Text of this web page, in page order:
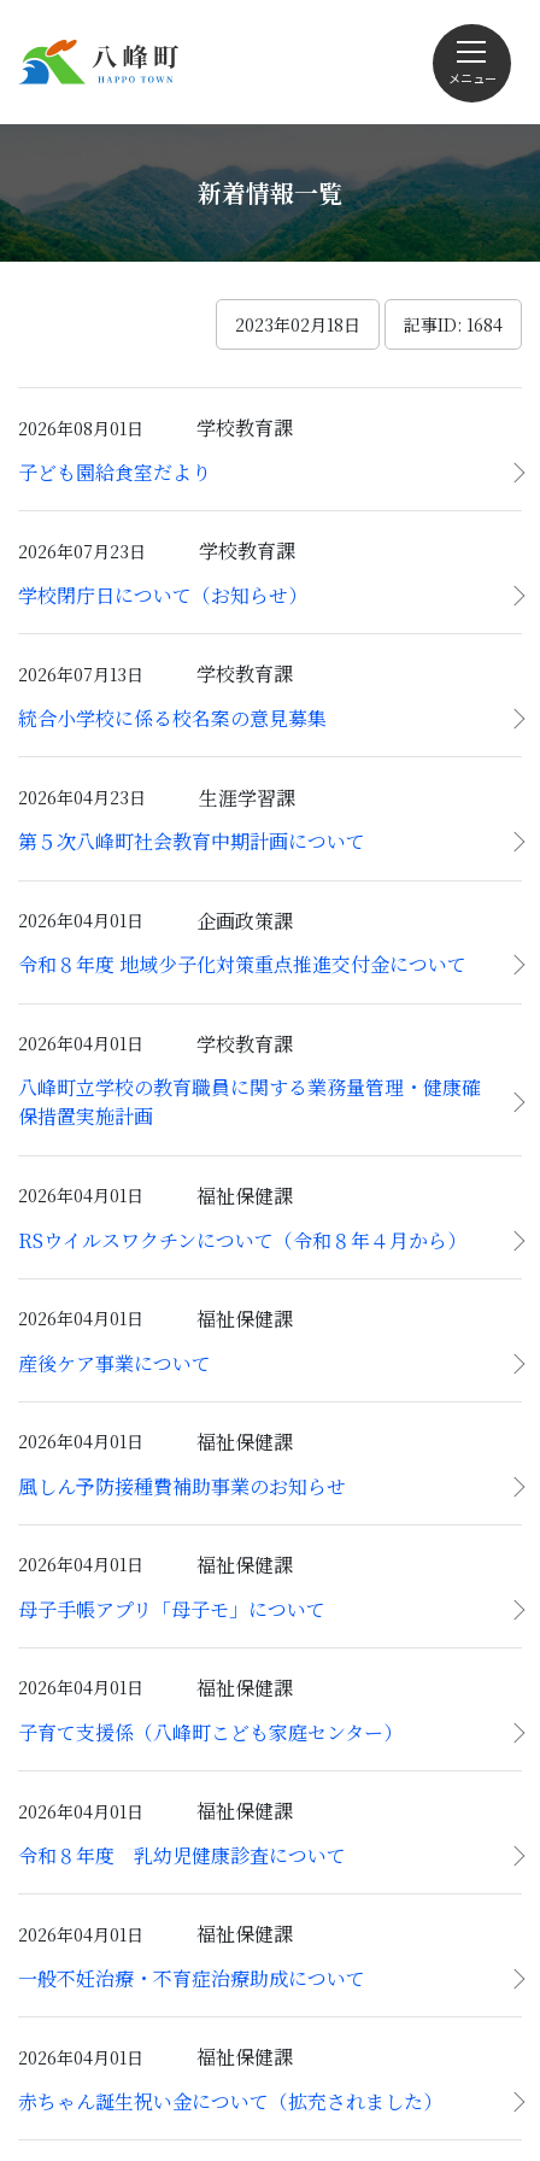
メニュー
Foreign language
観光
子育て・教育
移住・定住
ビジネス・産業
新着情報一覧
2023年02月18日 記事ID: 1684
2026年08月01日
学校教育課
子ども園給食室だより
2026年07月23日
学校教育課
学校閉庁日について（お知らせ）
2026年07月13日
学校教育課
統合小学校に係る校名案の意見募集
2026年04月23日
生涯学習課
第５次八峰町社会教育中期計画について
2026年04月01日
企画政策課
令和８年度 地域少子化対策重点推進交付金について
2026年04月01日
学校教育課
八峰町立学校の教育職員に関する業務量管理・健康確
保措置実施計画
2026年04月01日
福祉保健課
RSウイルスワクチンについて（令和８年４月から）
2026年04月01日
福祉保健課
産後ケア事業について
2026年04月01日
福祉保健課
風しん予防接種費補助事業のお知らせ
2026年04月01日
福祉保健課
母子手帳アプリ「母子モ」について
2026年04月01日
福祉保健課
子育て支援係（八峰町こども家庭センター）
2026年04月01日
福祉保健課
令和８年度 乳幼児健康診査について
2026年04月01日
福祉保健課
一般不妊治療・不育症治療助成について
2026年04月01日
福祉保健課
赤ちゃん誕生祝い金について（拡充されました）